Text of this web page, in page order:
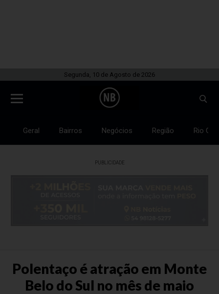
Segunda, 10 de Agosto de 2026
Geral Bairros Negócios Região Rio
PUBLICIDADE
Polentaço é atração em Monte
Belo do Sul no mês de maio